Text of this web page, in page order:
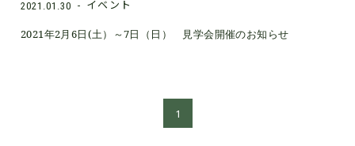
2021.01.30 イベント
2021年2月6日(土）～7日（日） 見学会開催のお知らせ
1